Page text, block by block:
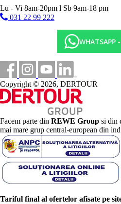
Lu - Vi 8am-20pm l Sb 9am-18 pm
031 22 99 222
WHATSAPP
Copyright © 2026, DERTOUR
Facem parte din REWE Group si din
mai mare grup central-european din
Tariful final al ofertelor afisate pe